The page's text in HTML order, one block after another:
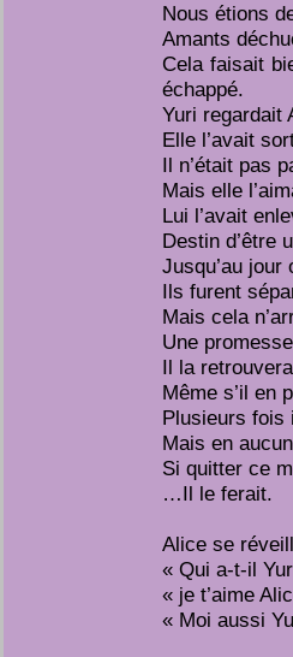
Nous étions
Amants
Cela faisait
échappé.
Yuri
Elle l’avait
Il n’était pas
Mais elle
Lui l’avait
Destin d’être
Jusqu’au jour
Ils furent
Mais cela
Une
Il la
Même s’il en
Plusieurs fois
Mais en
Si quitter ce
…Il le ferait.
Alice se
« Qui a-t-il
« je t’aime
« Moi aussi